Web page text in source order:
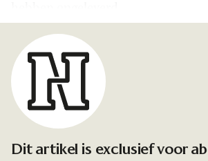
Dit artikel is exclusief voor